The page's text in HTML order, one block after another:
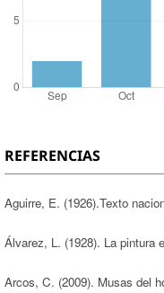
REFERENCIAS
Aguirre, E. (1926).Texto
Álvarez, L. (1928). La pintura
Arcos, C. (2009). Musas del